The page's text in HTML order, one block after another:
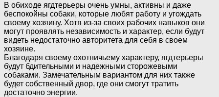
В обиходе ягдтерьеры очень умны, активны и даже
беспокойны собаки, которые любят работу и угождать
своему хозяину. Хотя из-за своих рабочих навыков они
могут проявлять независимость и характер, если будут
видеть недостаточно авторитета для себя в своем
хозяине.
Благодаря своему охотничьему характеру, ягдтерьеры
будут бдительными и надежными сторожевыми
собаками. Замечательным вариантом для них также
будет собственный двор, где они смогут тратить
достаточно энергии.